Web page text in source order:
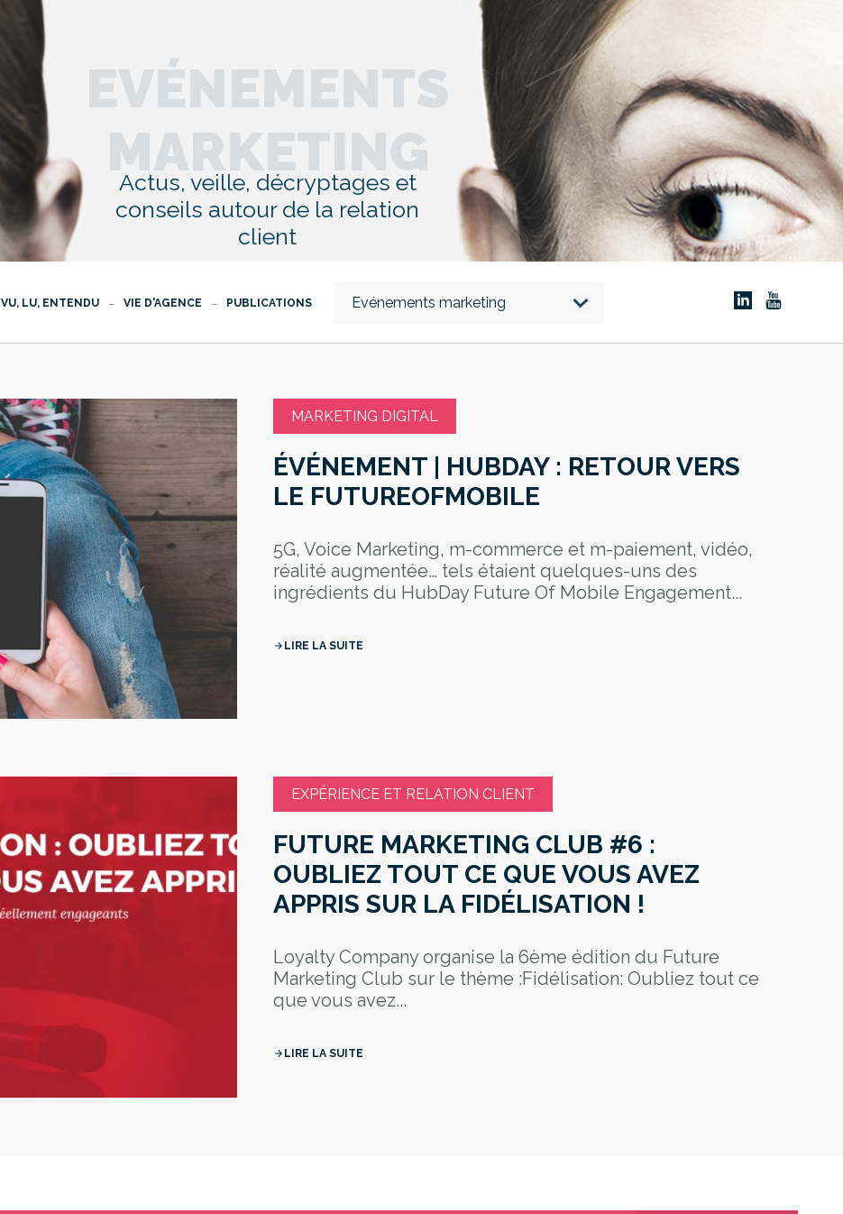
EVÉNEMENTS
MARKETING
Actus, veille, décryptages et
conseils autour de la relation
client
VU, LU, ENTENDU VIE D'AGENCE PUBLICATIONS Evénements marketing
MARKETING DIGITAL
ÉVÉNEMENT | HUBDAY : RETOUR VERS
LE FUTUREOFMOBILE
5G, Voice Marketing, m-commerce et m-paiement, vidéo,
réalité augmentée… tels étaient quelques-uns des
ingrédients du HubDay Future Of Mobile Engagement...
arrow_forward LIRE LA SUITE
EXPÉRIENCE ET RELATION CLIENT
FUTURE MARKETING CLUB #6 :
OUBLIEZ TOUT CE QUE VOUS AVEZ
APPRIS SUR LA FIDÉLISATION !
Loyalty Company organise la 6ème édition du Future
Marketing Club sur le thème :Fidélisation: Oubliez tout ce
que vous avez...
arrow_forward LIRE LA SUITE